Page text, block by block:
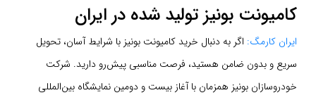
کامیونت بونیز تولید شده در ایران
ایران کارمگ: اگر به دنبال خرید کامیونت بونیز با شرایط آسان، تحویل
سریع و بدون ضامن هستید، فرصت مناسبی پیش‌رو دارید. شرکت
خودروسازان بونیز همزمان با آغاز بیست و دومین نمایشگاه بین‌المللی